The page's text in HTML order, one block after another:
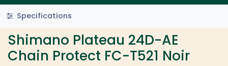
Specifications
Shimano Plateau 24D-AE
Chain Protect FC-T521 Noir